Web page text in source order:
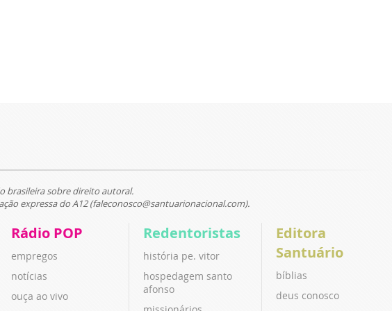
brasileira sobre direito autoral.
expressa do A12 (faleconosco@santuarionacional.com).
Rádio POP
empregos
notícias
ouça ao vivo
Redentoristas
história pe. vitor
hospedagem santo
afonso
Editora
Santuário
bíblias
deus conosco